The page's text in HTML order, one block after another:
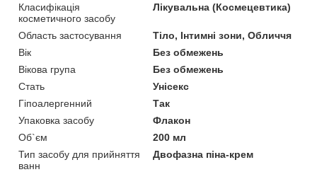
Класифікація
косметичного засобу
Лікувальна (Космецевтика)
Область застосування
Тіло, Інтимні зони, Обличчя
Вік
Без обмежень
Вікова група
Без обмежень
Стать
Унісекс
Гіпоалергенний
Так
Упаковка засобу
Флакон
Об`єм
200 мл
Тип засобу для прийняття
ванн
Двофазна піна-крем